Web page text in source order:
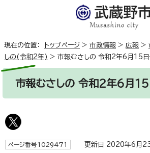
現在の位置： トップページ > 市政情報 > 広報 >
しの(令和2年) > 市報むさしの 令和2年6月15
市報むさしの 令和2年6月
ページ番号1029471 更新日 2020年6月23